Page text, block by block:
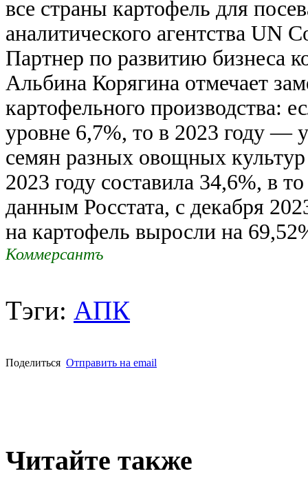
все страны картофель для
аналитического агентства UN
Партнер по развитию бизнеса
Альбина Корягина отмечает
картофельного производства:
уровне 6,7%, то в 2023 году —
семян разных овощных
2023 году составила 34,6%, в
данным Росстата, с декабря
на картофель выросли на
Коммерсантъ
Тэги: АПК
Поделиться Отправить на email
Читайте также